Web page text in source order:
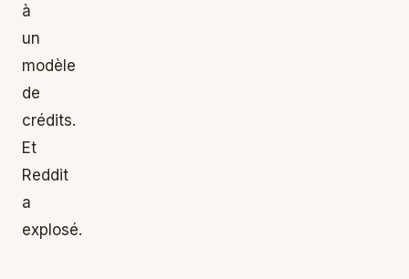
à
un
modèle
de
crédits.
Et
Reddit
a
explosé.